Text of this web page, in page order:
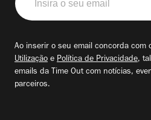
o
seu
Ao inserir o seu email concorda com
Utilização e Política de Privacidade,
emails da Time Out com notícias,
parceiros.